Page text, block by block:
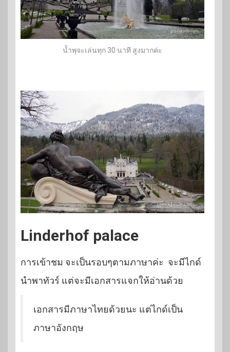
น้ำพุจะเล่นทุก 30 นาที สูงมากค่ะ
Linderhof palace
การเข้าชม จะเป็นรอบๆตามภาษาค่ะ จะมีไกด์
นำพาทัวร์ แต่จะมีเอกสารแจกให้อ่านด้วย
เอกสารมีภาษาไทยด้วยนะ แต่ไกด์เป็น
ภาษาอังกฤษ